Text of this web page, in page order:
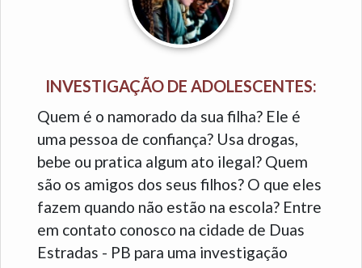
INVESTIGAÇÃO DE ADOLESCENTES:
Quem é o namorado da sua filha? Ele é
uma pessoa de confiança? Usa drogas,
bebe ou pratica algum ato ilegal? Quem
são os amigos dos seus filhos? O que eles
fazem quando não estão na escola? Entre
em contato conosco na cidade de Duas
Estradas - PB para uma investigação